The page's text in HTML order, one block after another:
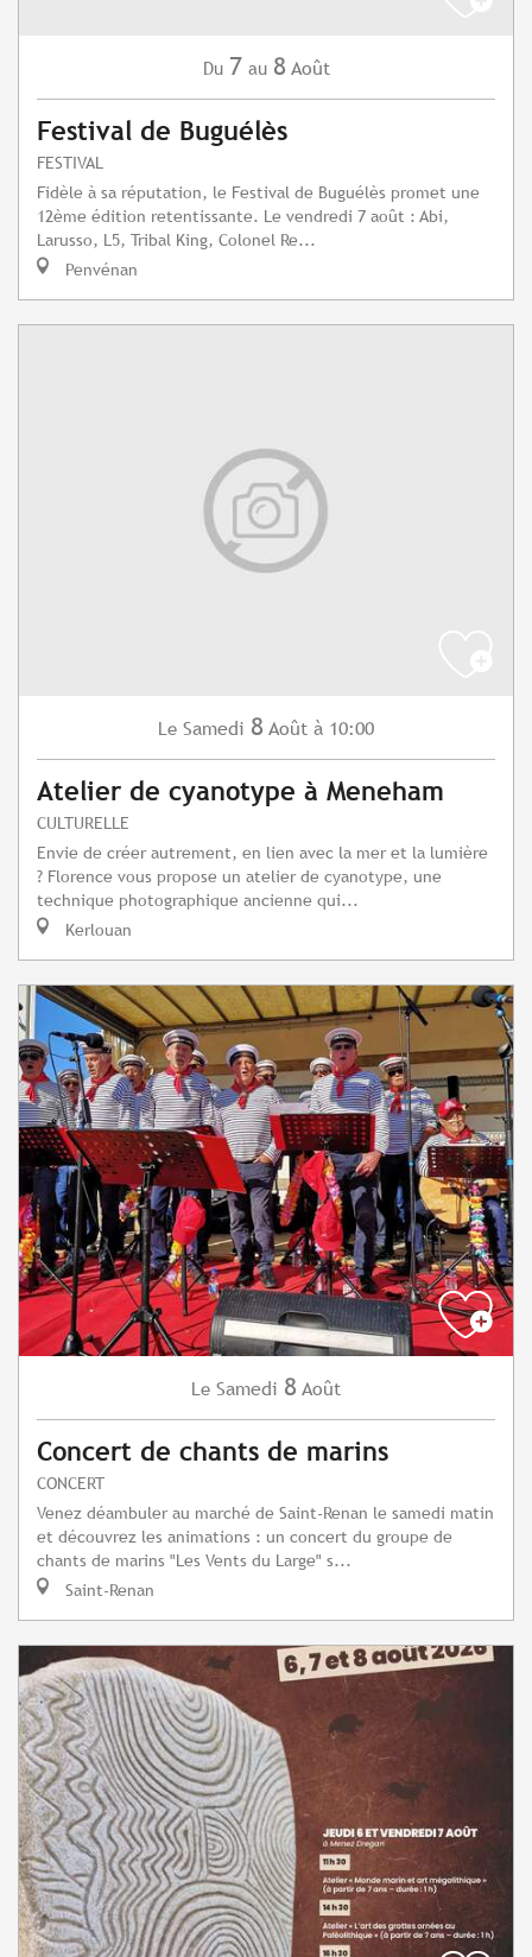
Du 7 au 8 Août
Festival de Buguélès
FESTIVAL
Fidèle à sa réputation, le Festival de Buguélès promet une
12ème édition retentissante. Le vendredi 7 août : Abi,
Larusso, L5, Tribal King, Colonel Re...
Penvénan
Le Samedi 8 Août à 10:00
Atelier de cyanotype à Meneham
CULTURELLE
Envie de créer autrement, en lien avec la mer et la lumière
? Florence vous propose un atelier de cyanotype, une
technique photographique ancienne qui...
Kerlouan
Le Samedi 8 Août
Concert de chants de marins
CONCERT
Venez déambuler au marché de Saint-Renan le samedi matin
et découvrez les animations : un concert du groupe de
chants de marins "Les Vents du Large" s...
Saint-Renan